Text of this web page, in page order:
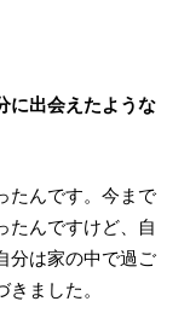
に出会えたような
たんです。今まで
たんですけど、自
分は家の中で過ご
ました。